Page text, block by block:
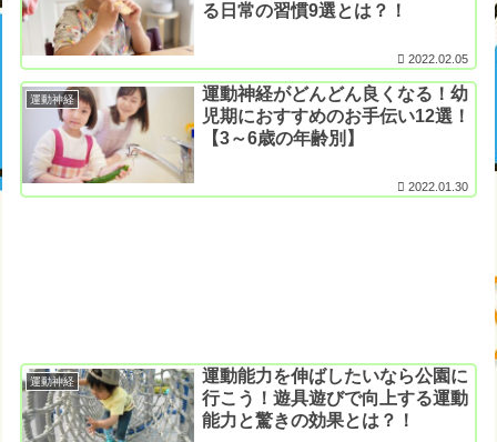
る日常の習慣9選とは？！
2022.02.05
運動神経
運動神経がどんどん良くなる！幼
児期におすすめのお手伝い12選！
【3～6歳の年齢別】
2022.01.30
運動神経
運動能力を伸ばしたいなら公園に
行こう！遊具遊びで向上する運動
能力と驚きの効果とは？！